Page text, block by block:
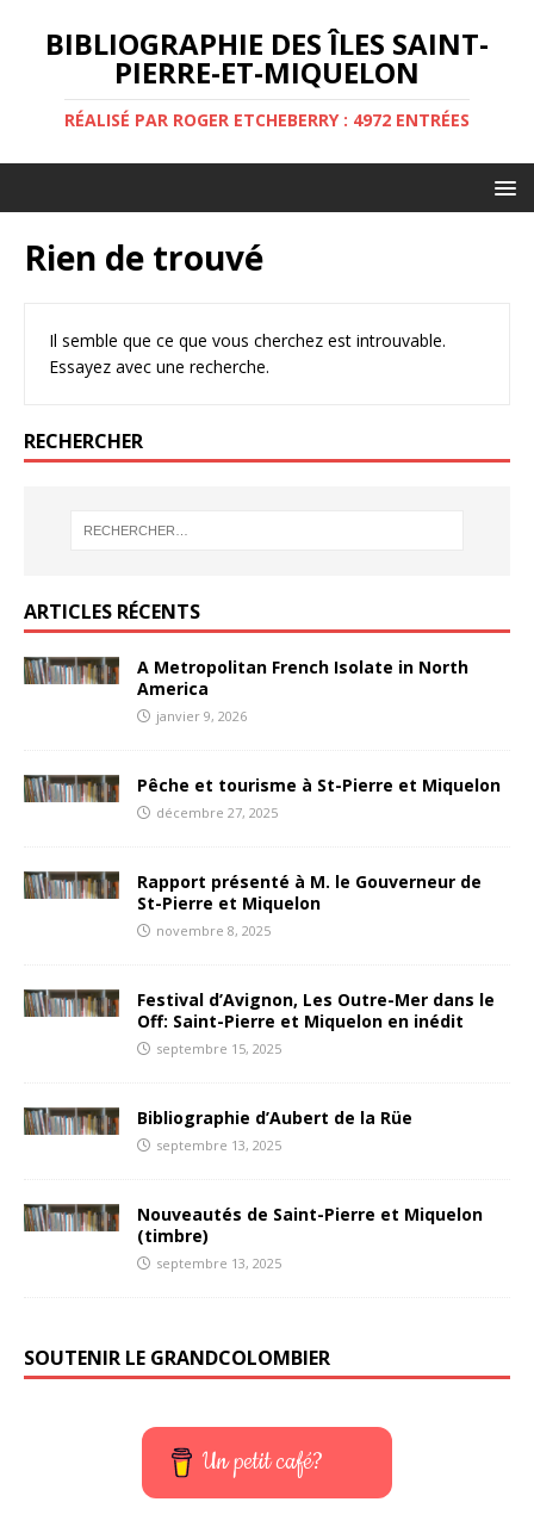
BIBLIOGRAPHIE DES ÎLES SAINT-
PIERRE-ET-MIQUELON
RÉALISÉ PAR ROGER ETCHEBERRY : 4972 ENTRÉES
Rien de trouvé
Il semble que ce que vous cherchez est introuvable.
Essayez avec une recherche.
RECHERCHER
ARTICLES RÉCENTS
A Metropolitan French Isolate in North
America
janvier 9, 2026
Pêche et tourisme à St-Pierre et Miquelon
décembre 27, 2025
Rapport présenté à M. le Gouverneur de
St-Pierre et Miquelon
novembre 8, 2025
Festival d’Avignon, Les Outre-Mer dans le
Off: Saint-Pierre et Miquelon en inédit
septembre 15, 2025
Bibliographie d’Aubert de la Rüe
septembre 13, 2025
Nouveautés de Saint-Pierre et Miquelon
(timbre)
septembre 13, 2025
SOUTENIR LE GRANDCOLOMBIER
Un petit café?